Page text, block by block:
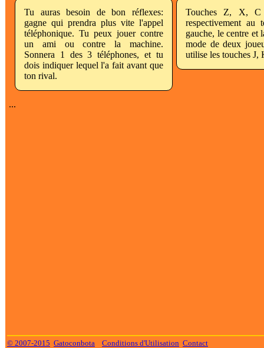
Tu auras besoin de bon réflexes:
gagne qui prendra plus vite l'appel
téléphonique. Tu peux jouer contre
un ami ou contre la machine.
Sonnera 1 des 3 téléphones, et tu
dois indiquer lequel l'a fait avant que
ton rival.
Touches Z, X, C
respectivement au
gauche, le centre et
mode de deux
utilise les touches J,
...
© 2007-2015 Gatoconbota Conditions d'Utilisation Contact